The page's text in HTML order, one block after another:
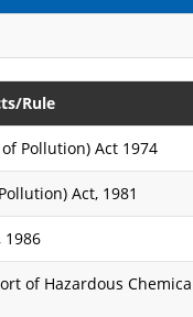
Rule
Pollution) Act 1974
Act, 1981
1986
of Hazardous